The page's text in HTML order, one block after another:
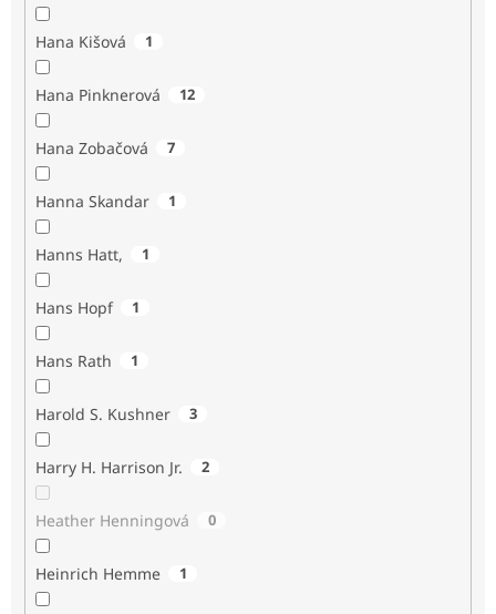
Hana Kišová 1
Hana Pinknerová 12
Hana Zobačová 7
Hanna Skandar 1
Hanns Hatt, 1
Hans Hopf 1
Hans Rath 1
Harold S. Kushner 3
Harry H. Harrison Jr. 2
Heather Henningová 0
Heinrich Hemme 1